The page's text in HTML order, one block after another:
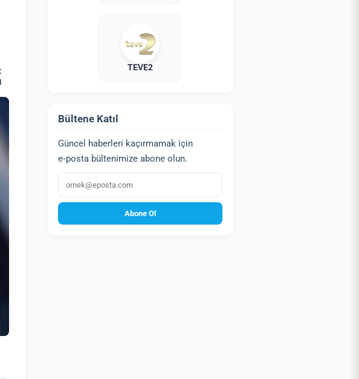
TEVE2
Bültene Katıl
Güncel haberleri kaçırmamak için
e‑posta bültenimize abone olun.
E‑posta
Abone Ol